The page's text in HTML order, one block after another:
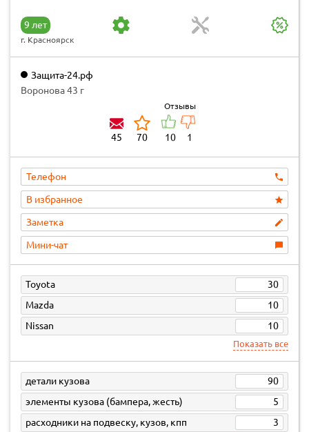
9 лет
г. Красноярск
Защита-24.рф
Воронова 43 г
45 70
Отзывы
10 1
Телефон
В избранное
Заметка
Мини-чат
Toyota
30
Mazda
10
Nissan
10
Показать все
детали кузова
90
элементы кузова (бампера, жесть)
5
расходники на подвеску, кузов, кпп
3